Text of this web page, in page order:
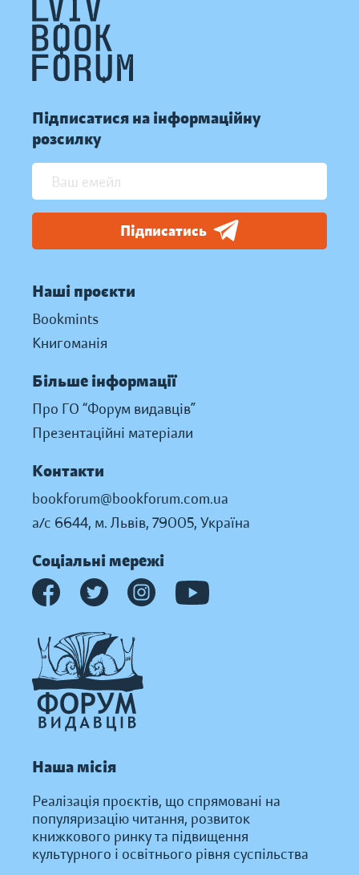
Підписатися на інформаційну
розсилку
Підписатись
Наші проєкти
Bookmints
Книгоманія
Більше інформації
Про ГО “Форум видавців”
Презентаційні матеріали
Контакти
bookforum@bookforum.com.ua
а/с 6644, м. Львів, 79005, Україна
Соціальні мережі
Наша місія
Реалізація проєктів, що спрямовані на
популяризацію читання, розвиток
книжкового ринку та підвищення
культурного і освітнього рівня суспільства